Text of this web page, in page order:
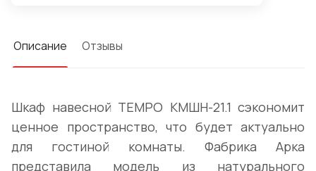
Описание Отзывы
Шкаф навесной TEMPO КМШН-21.1 сэкономит
ценное пространство, что будет актуально
для гостиной комнаты. Фабрика Арка
представила модель из натурального